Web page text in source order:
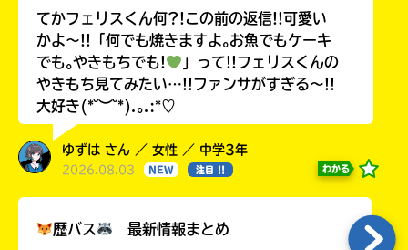
てかフェリスくん何?!この前の返信!!可愛い
かよ〜!!「何でも焼きますよ｡お魚でもケーキ
でも｡やきもちでも!
」って!!フェリスくんの
やきもち見てみたい…!!ファンサがすぎる〜!!
大好き(*˘︶˘*).｡.:*♡
ゆずは さん ／ 女性 ／ 中学3年
2026.08.03 NEW 注目 !! わかる
歴バス 最新情報まとめ